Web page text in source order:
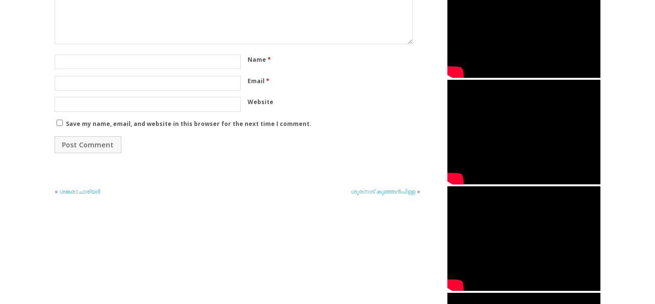
Name *
Email *
Website
Save my name, email, and website in this browser for the next time I comment.
« ശങ്കരാചാര്യര്‍ ശൂരനാട് കുഞ്ഞന്‍പിള്ള»